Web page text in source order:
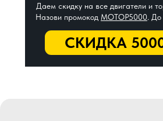
СКИДКА
Даем скидку на все двигатели и
Назови промокод МОТОР5000.